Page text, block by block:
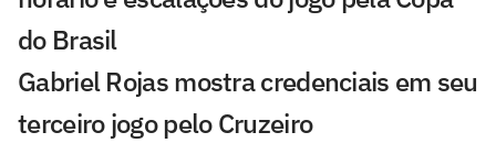
do Brasil
Gabriel Rojas mostra credenciais em seu
terceiro jogo pelo Cruzeiro